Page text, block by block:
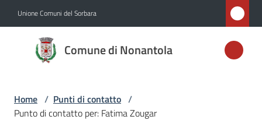
Unione Comuni del Sorbara
Comune di Nonantola
Comune di
Nonantola
Amministrazione
Home / Punti di contatto /
Punto di contatto per: Fatima Zougar